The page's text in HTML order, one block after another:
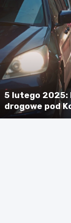
5 lutego 2025:
drogowe pod